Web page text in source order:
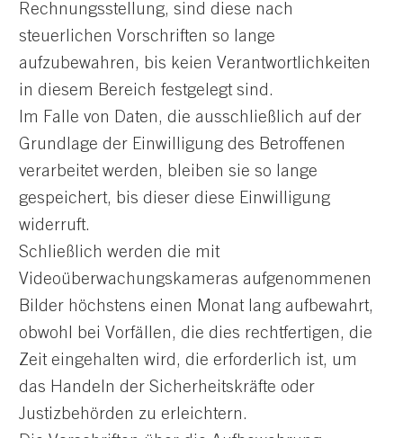
Rechnungsstellung, sind diese nach
steuerlichen Vorschriften so lange
aufzubewahren, bis keien Verantwortlichkeiten
in diesem Bereich festgelegt sind.
Im Falle von Daten, die ausschließlich auf der
Grundlage der Einwilligung des Betroffenen
verarbeitet werden, bleiben sie so lange
gespeichert, bis dieser diese Einwilligung
widerruft.
Schließlich werden die mit
Videoüberwachungskameras aufgenommenen
Bilder höchstens einen Monat lang aufbewahrt,
obwohl bei Vorfällen, die dies rechtfertigen, die
Zeit eingehalten wird, die erforderlich ist, um
das Handeln der Sicherheitskräfte oder
Justizbehörden zu erleichtern.